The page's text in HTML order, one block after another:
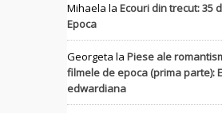
Mihaela la Ecouri din trecut: 35
Epoca
Georgeta la Piese ale
filmele de epoca (prima parte):
edwardiana